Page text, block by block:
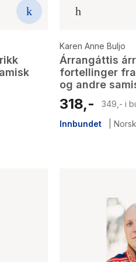
Karen Anne Buljo
Árrangáttis
fortellinger
og andre
318,-
349,- i
Innbundet